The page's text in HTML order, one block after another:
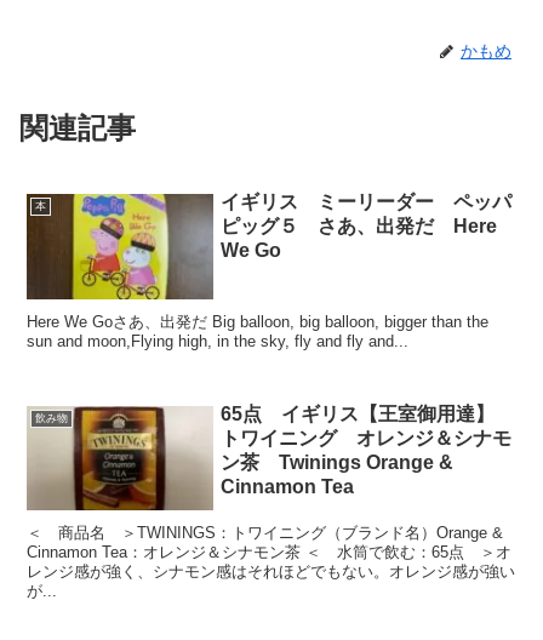
かもめ
関連記事
本
イギリス ミーリーダー ペッパ
ピッグ５ さあ、出発だ Here
We Go
Here We Goさあ、出発だ Big balloon, big balloon, bigger than the
sun and moon,Flying high, in the sky, fly and fly and...
飲み物
65点 イギリス【王室御用達】
トワイニング オレンジ＆シナモ
ン茶 Twinings Orange &
Cinnamon Tea
＜ 商品名 ＞TWININGS：トワイニング（ブランド名）Orange &
Cinnamon Tea：オレンジ＆シナモン茶 ＜ 水筒で飲む：65点 ＞オ
レンジ感が強く、シナモン感はそれほどでもない。オレンジ感が強い
が...